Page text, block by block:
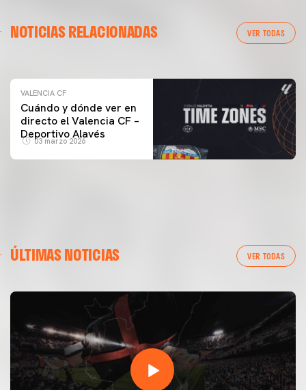
NOTICIAS RELACIONADAS VER TODAS
ENTRENAMIENTO DEL VALENCIA CF 04/03/26
VALENCIA CF
Cuándo y dónde ver en
directo el Valencia CF –
Deportivo Alavés
03 marzo 2026
ÚLTIMAS NOTICIAS VER TODAS